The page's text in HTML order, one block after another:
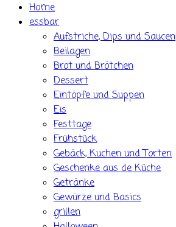
Home
essbar
Aufstriche, Dips und Saucen
Beilagen
Brot und Brötchen
Dessert
Eintöpfe und Suppen
Eis
Festtage
Frühstück
Gebäck, Kuchen und Torten
Geschenke aus de Küche
Getränke
Gewürze und Basics
grillen